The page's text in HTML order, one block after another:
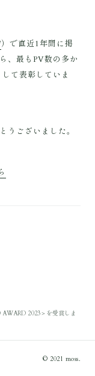
）で直近1年間に掲
、最もPV数の多か
て表彰していま
うございました。
AWARD 2023＞を受賞しま
© 2021 moss.